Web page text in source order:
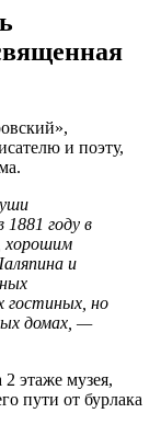
и поэту,
1881 году в
хорошим
и
гостиных, но
домах, —
этаже музея,
пути от бурлака